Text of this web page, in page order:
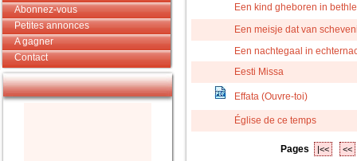
Abonnez-vous
Petites annonces
A gagner
Contact
Een kind gheboren in
Een meisje dat van
Een nachtegaal in
Eesti Missa
Effata (Ouvre-toi)
Église de ce temps
Pages |<< <<